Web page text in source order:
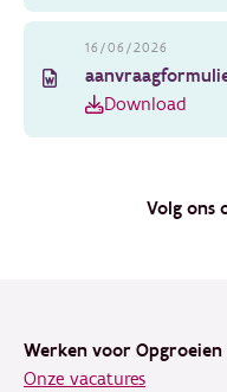
16/06/2026
Download
Volg ons
Werken voor Opgroeien
Onze vacatures